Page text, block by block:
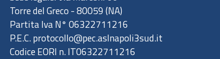
Torre del Greco - 80059 (NA)
Partita Iva N° 06322711216
P.E.C. protocollo@pec.aslnapoli3sud.it
Codice EORI n. IT06322711216